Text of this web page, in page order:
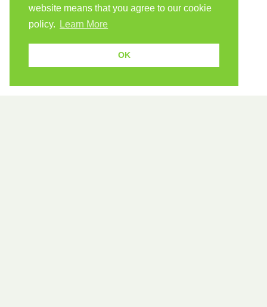
website means that you agree to our cookie
policy.
Learn More
OK